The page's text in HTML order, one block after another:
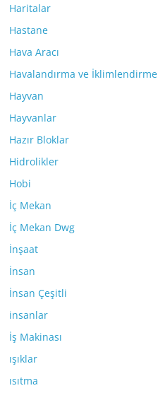
Haritalar
Hastane
Hava Aracı
Havalandırma ve İklimlendirme
Hayvan
Hayvanlar
Hazır Bloklar
Hidrolikler
Hobi
İç Mekan
İç Mekan Dwg
İnşaat
İnsan
İnsan Çeşitli
insanlar
İş Makinası
ışıklar
ısıtma